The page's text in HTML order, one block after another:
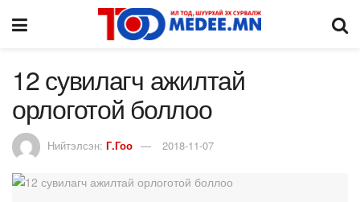
12 сувилагч ажилтай
орлоготой боллоо
Нийтэлсэн: Г.Гоо 2018-11-07